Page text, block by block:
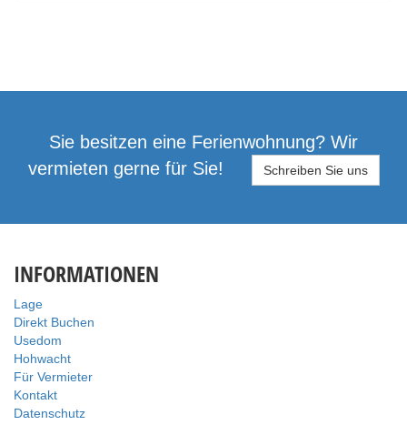
Sie besitzen eine Ferienwohnung? Wir
vermieten gerne für Sie!
Schreiben Sie uns
INFORMATIONEN
Lage
Direkt Buchen
Usedom
Hohwacht
Für Vermieter
Kontakt
Datenschutz